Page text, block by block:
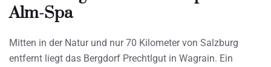
Alm-Spa
Mitten in der Natur und nur 70 Kilometer von Salzburg
entfernt liegt das Bergdorf Prechtlgut in Wagrain. Ein